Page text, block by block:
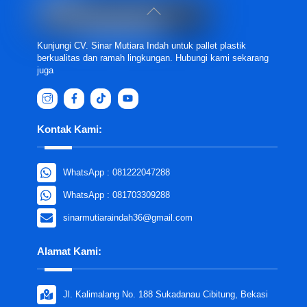
Back
Kunjungi CV. Sinar Mutiara Indah untuk pallet plastik
berkualitas dan ramah lingkungan. Hubungi kami sekarang
juga
Kontak Kami:
WhatsApp : 081222047288
WhatsApp : 081703309288
sinarmutiaraindah36@gmail.com
Alamat Kami:
Jl. Kalimalang No. 188 Sukadanau Cibitung, Bekasi